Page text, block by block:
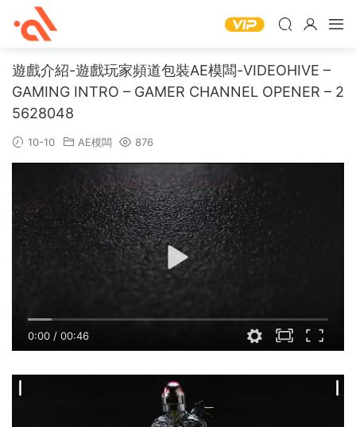
遊戲介紹-遊戲玩家頻道包裝AE模闆-VIDEOHIVE –
GAMING INTRO – GAMER CHANNEL OPENER – 2
5628048
10-10 AE模闆 876
0:00 / 00:46